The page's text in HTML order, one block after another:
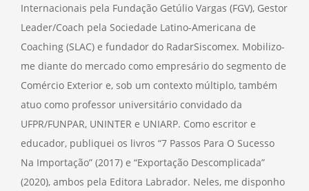
Internacionais pela Fundação Getúlio Vargas (FGV), Gestor
Leader/Coach pela Sociedade Latino-Americana de
Coaching (SLAC) e fundador do RadarSiscomex. Mobilizo-
me diante do mercado como empresário do segmento de
Comércio Exterior e, sob um contexto múltiplo, também
atuo como professor universitário convidado da
UFPR/FUNPAR, UNINTER e UNIARP. Como escritor e
educador, publiquei os livros “7 Passos Para O Sucesso
Na Importação” (2017) e “Exportação Descomplicada”
(2020), ambos pela Editora Labrador. Neles, me disponho